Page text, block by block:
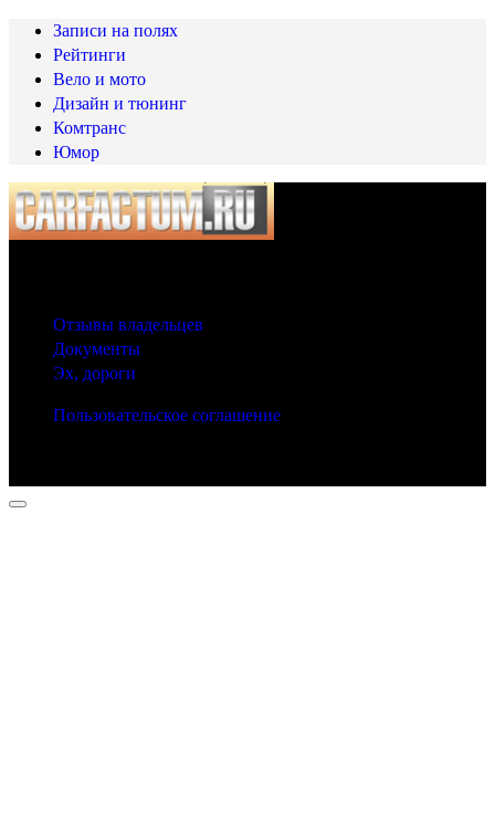
Записи на полях
Рейтинги
Вело и мото
Дизайн и тюнинг
Комтранс
Юмор
Отзывы владельцев
Документы
Эх, дороги
Пользовательское соглашение